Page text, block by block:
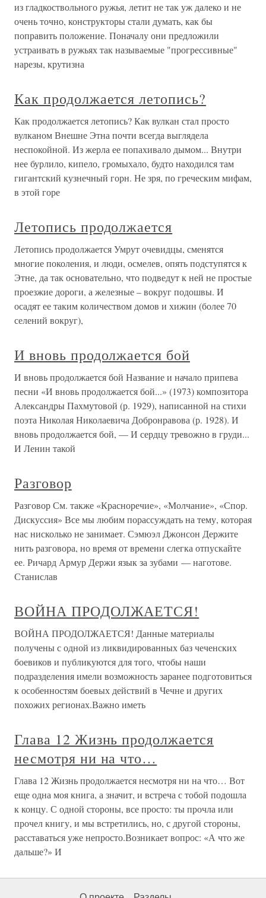
из гладкоствольного ружья, летит не так уж далеко и не
очень точно, конструкторы стали думать, как бы
поправить положение. Поначалу они предложили
устраивать в ружьях так называемые "прогрессивные"
нарезы, крутизна
Как продолжается летопись?
Как продолжается летопись? Как вулкан стал просто
вулканом Внешне Этна почти всегда выглядела
неспокойной. Из жерла ее попахивало дымом... Внутри
нее бурлило, кипело, громыхало, будто находился там
гигантский кузнечный горн. Не зря, по греческим мифам,
в этой горе
Летопись продолжается
Летопись продолжается Умрут очевидцы, сменятся
многие поколения, и люди, осмелев, опять подступятся к
Этне, да так основательно, что подведут к ней не простые
проезжие дороги, а железные – вокруг подошвы. И
осадят ее таким количеством домов и хижин (более 70
селений вокруг),
И вновь продолжается бой
И вновь продолжается бой Название и начало припева
песни «И вновь продолжается бой...» (1973) композитора
Александры Пахмутовой (р. 1929), написанной на стихи
поэта Николая Николаевича Добронравова (р. 1928). И
вновь продолжается бой, — И сердцу тревожно в груди...
И Ленин такой
Разговор
Разговор См. также «Красноречие», «Молчание», «Спор.
Дискуссия» Все мы любим порассуждать на тему, которая
нас нисколько не занимает. Сэмюэл Джонсон Держите
нить разговора, но время от времени слегка отпускайте
ее. Ричард Армур Держи язык за зубами — наготове.
Станислав
ВОЙНА ПРОДОЛЖАЕТСЯ!
ВОЙНА ПРОДОЛЖАЕТСЯ! Данные материалы
получены с одной из ликвидированных баз чеченских
боевиков и публикуются для того, чтобы наши
подразделения имели возможность заранее подготовиться
к особенностям боевых действий в Чечне и других
похожих регионах.Важно иметь
Глава 12 Жизнь продолжается
несмотря ни на что…
Глава 12 Жизнь продолжается несмотря ни на что… Вот
еще одна моя книга, а значит, и встреча с тобой подошла
к концу. С одной стороны, все просто: ты прочла или
прочел книгу, и мы встретились, но, с другой стороны,
расставаться уже непросто.Возникает вопрос: «А что же
дальше?» И